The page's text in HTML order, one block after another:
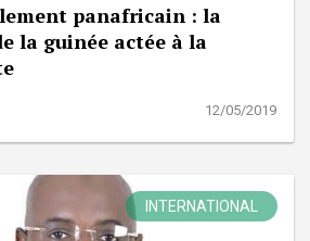
panafricain : la
la guinée actée à la
12/05/2019
INTERNATIONAL